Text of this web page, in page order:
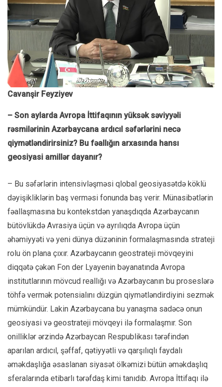
Cavanşir Feyziyev
– Son aylarda Avropa İttifaqının yüksək səviyyəli
rəsmilərinin Azərbaycana ardıcıl səfərlərini necə
qiymətləndirirsiniz? Bu fəallığın arxasında hansı
geosiyasi amillər dayanır?
– Bu səfərlərin intensivləşməsi qlobal geosiyasətdə köklü
dəyişikliklərin baş verməsi fonunda baş verir. Münasibətlərin
fəallaşmasına bu kontekstdən yanaşdıqda Azərbaycanın
bütövlükdə Avrasiya üçün və ayrılıqda Avropa üçün
əhəmiyyəti və yeni dünya düzəninin formalaşmasında strateji
rolu ön plana çıxır. Azərbaycanın geostrateji mövqeyini
diqqətə çəkən Fon der Lyayenin bəyanatında Avropa
institutlarının mövcud reallığı və Azərbaycanın bu proseslərə
töhfə vermək potensialını düzgün qiymətləndirdiyini sezmək
mümkündür. Lakin Azərbaycana bu yanaşma sadəcə onun
geosiyasi və geostrateji mövqeyi ilə formalaşmır. Son
onilliklər ərzində Azərbaycan Respublikası tərəfindən
aparılan ardıcıl, şəffaf, qətiyyətli və qarşılıqlı faydalı
əməkdaşlığa əsaslanan siyasət ölkəmizi bütün əməkdaşlıq
sferalarında etibarlı tərəfdaş kimi tanıdıb. Avropa İttifaqı ilə